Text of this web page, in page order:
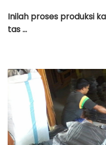
Inilah proses produksi
tas …